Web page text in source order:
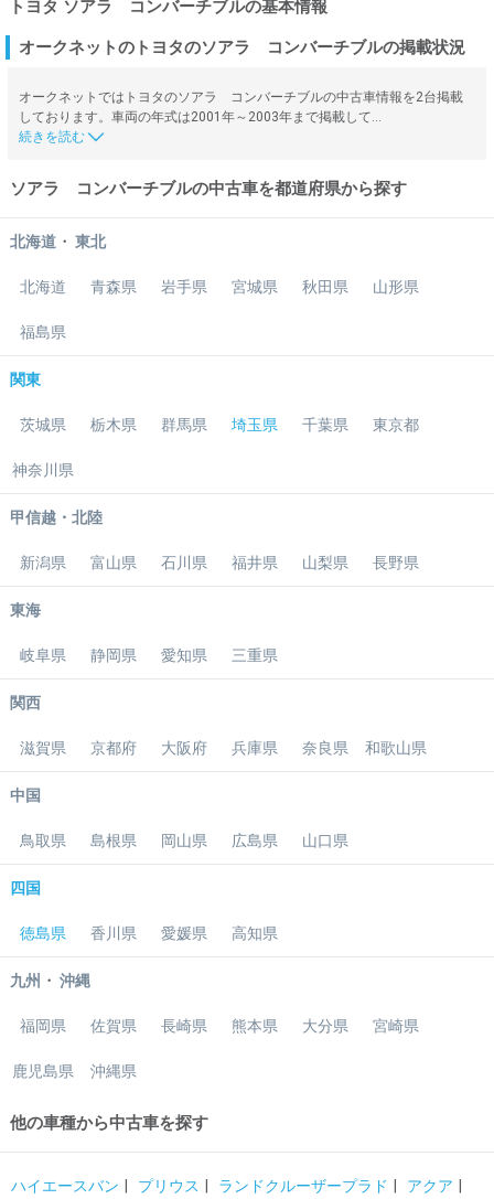
トヨタ ソアラ コンバーチブルの基本情報
オークネットのトヨタのソアラ コンバーチブルの掲載状況
オークネットではトヨタのソアラ コンバーチブルの中古車情報を2台掲載
しております。車両の年式は2001年～2003年まで掲載して…
ソアラ コンバーチブルの中古車を都道府県から探す
北海道 ・ 東北
北海道 青森県 岩手県 宮城県 秋田県 山形県
福島県
関東
茨城県 栃木県 群馬県 埼玉県 千葉県 東京都
神奈川県
甲信越・北陸
新潟県 富山県 石川県 福井県 山梨県 長野県
東海
岐阜県 静岡県 愛知県 三重県
関西
滋賀県 京都府 大阪府 兵庫県 奈良県 和歌山県
中国
鳥取県 島根県 岡山県 広島県 山口県
四国
徳島県 香川県 愛媛県 高知県
九州 ・ 沖縄
福岡県 佐賀県 長崎県 熊本県 大分県 宮崎県
鹿児島県 沖縄県
他の車種から中古車を探す
ハイエースバン プリウス ランドクルーザープラド アクア